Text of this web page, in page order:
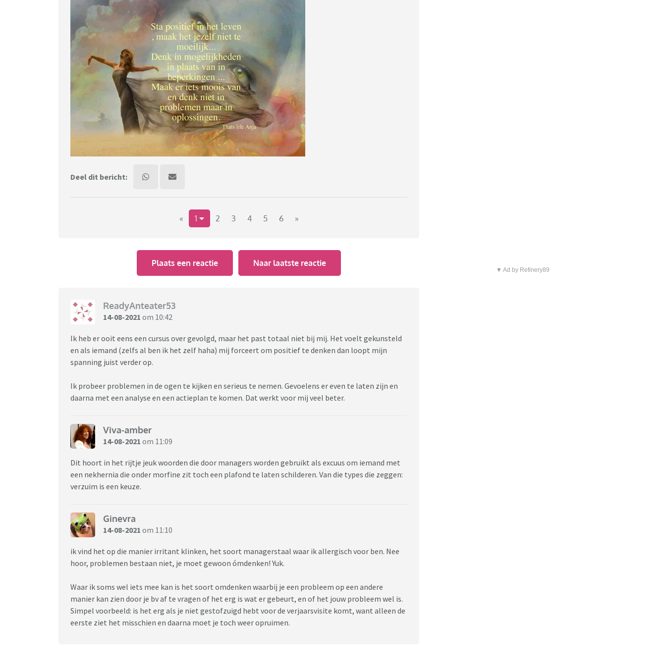
Deel dit bericht:
« 1 2 3 4 5 6 »
Plaats een reactie Naar laatste reactie
ReadyAnteater53
14-08-2021 om 10:42
Ik heb er ooit eens een cursus over gevolgd, maar het past totaal niet bij mij. Het voelt gekunsteld
en als iemand (zelfs al ben ik het zelf haha) mij forceert om positief te denken dan loopt mijn
spanning juist verder op.
Ik probeer problemen in de ogen te kijken en serieus te nemen. Gevoelens er even te laten zijn en
daarna met een analyse en een actieplan te komen. Dat werkt voor mij veel beter.
Viva-amber
14-08-2021 om 11:09
Dit hoort in het rijtje jeuk woorden die door managers worden gebruikt als excuus om iemand met
een nekhernia die onder morfine zit toch een plafond te laten schilderen. Van die types die zeggen:
verzuim is een keuze.
Ginevra
14-08-2021 om 11:10
ik vind het op die manier irritant klinken, het soort managerstaal waar ik allergisch voor ben. Nee
hoor, problemen bestaan niet, je moet gewoon ómdenken! Yuk.
Waar ik soms wel iets mee kan is het soort omdenken waarbij je een probleem op een andere
manier kan zien door je bv af te vragen of het erg is wat er gebeurt, en of het jouw probleem wel is.
Simpel voorbeeld: is het erg als je niet gestofzuigd hebt voor de verjaarsvisite komt, want alleen de
eerste ziet het misschien en daarna moet je toch weer opruimen.
▼ Ad by Refinery89